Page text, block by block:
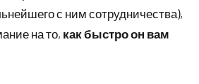
с ним сотрудничества),
на то, как быстро он вам